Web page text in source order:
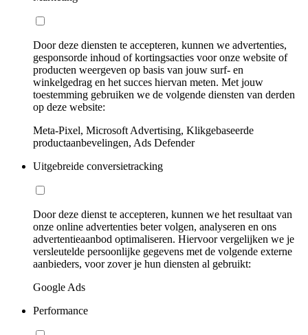
Door deze diensten te accepteren, kunnen we advertenties,
gesponsorde inhoud of kortingsacties voor onze website of
producten weergeven op basis van jouw surf- en
winkelgedrag en het succes hiervan meten. Met jouw
toestemming gebruiken we de volgende diensten van derden
op deze website:
Meta-Pixel, Microsoft Advertising, Klikgebaseerde
productaanbevelingen, Ads Defender
Uitgebreide conversietracking
Door deze dienst te accepteren, kunnen we het resultaat van
onze online advertenties beter volgen, analyseren en ons
advertentieaanbod optimaliseren. Hiervoor vergelijken we je
versleutelde persoonlijke gegevens met de volgende externe
aanbieders, voor zover je hun diensten al gebruikt:
Google Ads
Performance